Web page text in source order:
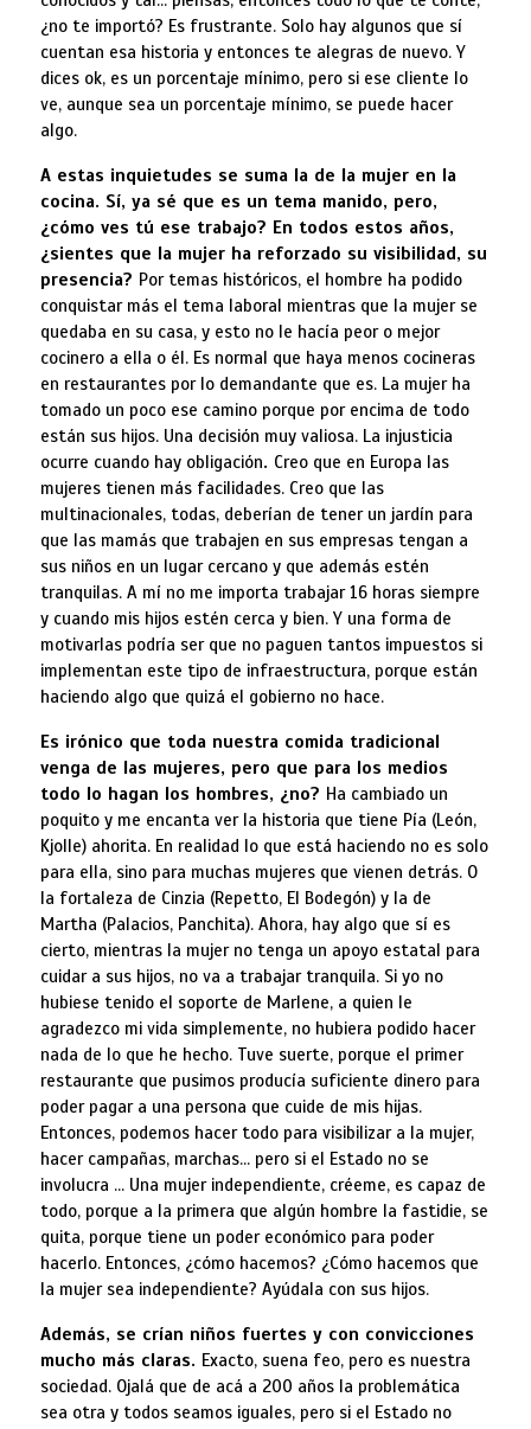
¿no te importó? Es frustrante. Solo hay algunos que sí
cuentan esa historia y entonces te alegras de nuevo. Y
dices ok, es un porcentaje mínimo, pero si ese cliente lo
ve, aunque sea un porcentaje mínimo, se puede hacer
algo.
A estas inquietudes se suma la de la mujer en la
cocina. Sí, ya sé que es un tema manido, pero,
¿cómo ves tú ese trabajo? En todos estos años,
¿sientes que la mujer ha reforzado su visibilidad, su
presencia? Por temas históricos, el hombre ha podido
conquistar más el tema laboral mientras que la mujer se
quedaba en su casa, y esto no le hacía peor o mejor
cocinero a ella o él. Es normal que haya menos cocineras
en restaurantes por lo demandante que es. La mujer ha
tomado un poco ese camino porque por encima de todo
están sus hijos. Una decisión muy valiosa. La injusticia
ocurre cuando hay obligación. Creo que en Europa las
mujeres tienen más facilidades. Creo que las
multinacionales, todas, deberían de tener un jardín para
que las mamás que trabajen en sus empresas tengan a
sus niños en un lugar cercano y que además estén
tranquilas. A mí no me importa trabajar 16 horas siempre
y cuando mis hijos estén cerca y bien. Y una forma de
motivarlas podría ser que no paguen tantos impuestos si
implementan este tipo de infraestructura, porque están
haciendo algo que quizá el gobierno no hace.
Es irónico que toda nuestra comida tradicional
venga de las mujeres, pero que para los medios
todo lo hagan los hombres, ¿no? Ha cambiado un
poquito y me encanta ver la historia que tiene Pía (León,
Kjolle) ahorita. En realidad lo que está haciendo no es solo
para ella, sino para muchas mujeres que vienen detrás. O
la fortaleza de Cinzia (Repetto, El Bodegón) y la de
Martha (Palacios, Panchita). Ahora, hay algo que sí es
cierto, mientras la mujer no tenga un apoyo estatal para
cuidar a sus hijos, no va a trabajar tranquila. Si yo no
hubiese tenido el soporte de Marlene, a quien le
agradezco mi vida simplemente, no hubiera podido hacer
nada de lo que he hecho. Tuve suerte, porque el primer
restaurante que pusimos producía suficiente dinero para
poder pagar a una persona que cuide de mis hijas.
Entonces, podemos hacer todo para visibilizar a la mujer,
hacer campañas, marchas… pero si el Estado no se
involucra … Una mujer independiente, créeme, es capaz de
todo, porque a la primera que algún hombre la fastidie, se
quita, porque tiene un poder económico para poder
hacerlo. Entonces, ¿cómo hacemos? ¿Cómo hacemos que
la mujer sea independiente? Ayúdala con sus hijos.
Además, se crían niños fuertes y con convicciones
mucho más claras. Exacto, suena feo, pero es nuestra
sociedad. Ojalá que de acá a 200 años la problemática
sea otra y todos seamos iguales, pero si el Estado no